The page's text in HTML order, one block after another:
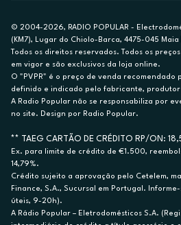
© 2004-2026, RADIO POPULAR -
(KM7), Lugar do Chiolo-Barca, 4475-045
Todos os direitos reservados. Todos os
em vigor e são exclusivos da loja online.
O "PVPR" é o preço de venda recomendado
definido e indicado pelo fabricante,
A Radio Popular não se responsabiliza por
no site. Design por Radio Popular.
** TAEG CARTÃO DE CRÉDITO RP/ON:
Ex. para limite de crédito de €1.500,
14,79%.
Crédito sujeito a aprovação pelo Cetelem,
Finance, S.A., Sucursal em Portugal.
úteis, 9-20h).
A Rádio Popular – Eletrodomésticos S.A.